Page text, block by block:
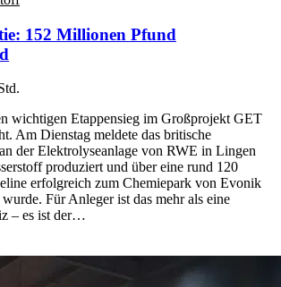
152 Millionen Pfund
wichtigen Etappensieg im Großprojekt GET
Am Dienstag meldete das britische
der Elektrolyseanlage von RWE in Lingen
produziert und über eine rund 120
erfolgreich zum Chemiepark von Evonik
Für Anleger ist das mehr als eine
– es ist der…